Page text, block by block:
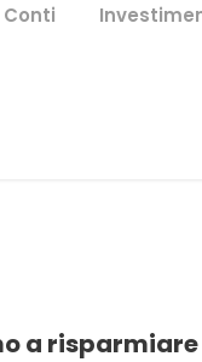
Conti
a risparmiare